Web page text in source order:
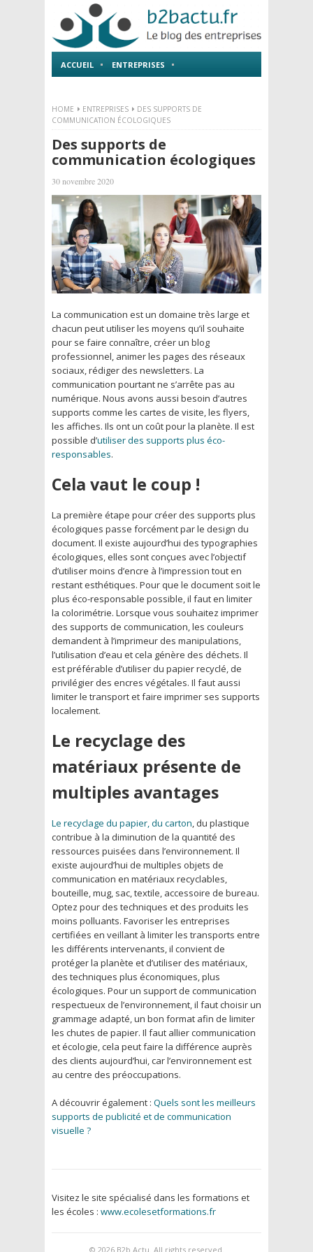
ACCUEIL ENTREPRISES
HOME ENTREPRISES
DES SUPPORTS DE
COMMUNICATION ÉCOLOGIQUES
Des supports de
communication écologiques
30 novembre 2020
La communication est un domaine très large et
chacun peut utiliser les moyens qu’il souhaite
pour se faire connaître, créer un blog
professionnel, animer les pages des réseaux
sociaux, rédiger des newsletters. La
communication pourtant ne s’arrête pas au
numérique. Nous avons aussi besoin d’autres
supports comme les cartes de visite, les flyers,
les affiches. Ils ont un coût pour la planète. Il est
possible d’utiliser des supports plus éco-
responsables.
Cela vaut le coup !
La première étape pour créer des supports plus
écologiques passe forcément par le design du
document. Il existe aujourd’hui des typographies
écologiques, elles sont conçues avec l’objectif
d’utiliser moins d’encre à l’impression tout en
restant esthétiques. Pour que le document soit le
plus éco-responsable possible, il faut en limiter
la colorimétrie. Lorsque vous souhaitez imprimer
des supports de communication, les couleurs
demandent à l’imprimeur des manipulations,
l’utilisation d’eau et cela génère des déchets. Il
est préférable d’utiliser du papier recyclé, de
privilégier des encres végétales. Il faut aussi
limiter le transport et faire imprimer ses supports
localement.
Le recyclage des
matériaux présente de
multiples avantages
Le recyclage du papier, du carton, du plastique
contribue à la diminution de la quantité des
ressources puisées dans l’environnement. Il
existe aujourd’hui de multiples objets de
communication en matériaux recyclables,
bouteille, mug, sac, textile, accessoire de bureau.
Optez pour des techniques et des produits les
moins polluants. Favoriser les entreprises
certifiées en veillant à limiter les transports entre
les différents intervenants, il convient de
protéger la planète et d’utiliser des matériaux,
des techniques plus économiques, plus
écologiques. Pour un support de communication
respectueux de l’environnement, il faut choisir un
grammage adapté, un bon format afin de limiter
les chutes de papier. Il faut allier communication
et écologie, cela peut faire la différence auprès
des clients aujourd’hui, car l’environnement est
au centre des préoccupations.
A découvrir également : Quels sont les meilleurs
supports de publicité et de communication
visuelle ?
Visitez le site spécialisé dans les formations et
les écoles : www.ecolesetformations.fr
© 2026 B2b Actu . All rights reserved.